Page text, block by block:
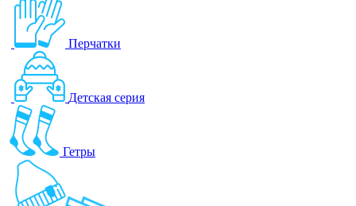
Перчатки
Детская серия
Гетры